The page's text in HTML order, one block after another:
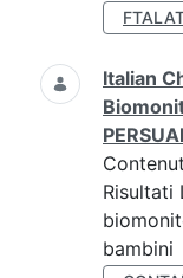
Italian
Risultati
bambini